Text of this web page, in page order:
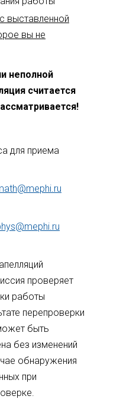
выставленной
вы не
неполной
считается
для приема
email)
email)
проверяет
работы
перепроверки
быть
без изменений
обнаружения
при